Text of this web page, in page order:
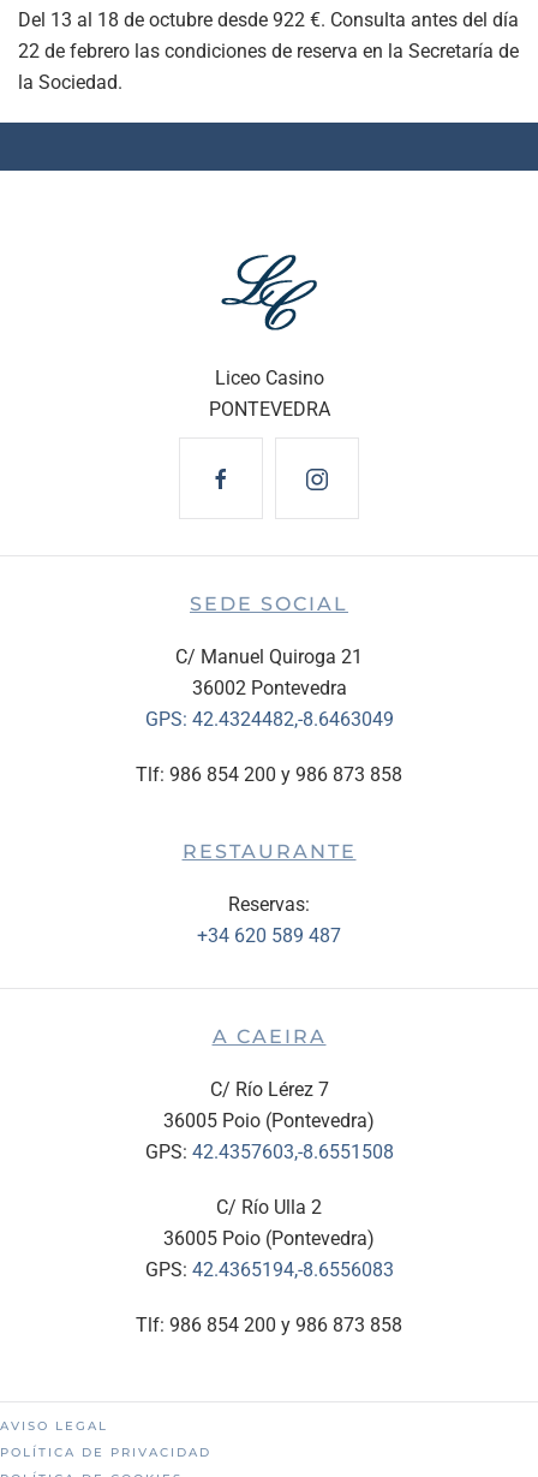
Del 13 al 18 de octubre desde 922 €. Consulta antes del día
22 de febrero las condiciones de reserva en la Secretaría de
la Sociedad.
Liceo Casino
PONTEVEDRA
SEDE SOCIAL
C/ Manuel Quiroga 21
36002 Pontevedra
GPS: 42.4324482,-8.6463049
Tlf: 986 854 200 y 986 873 858
RESTAURANTE
Reservas:
+34 620 589 487
A CAEIRA
C/ Río Lérez 7
36005 Poio (Pontevedra)
GPS: 42.4357603,-8.6551508
C/ Río Ulla 2
36005 Poio (Pontevedra)
GPS: 42.4365194,-8.6556083
Tlf: 986 854 200 y 986 873 858
AVISO LEGAL
POLÍTICA DE PRIVACIDAD